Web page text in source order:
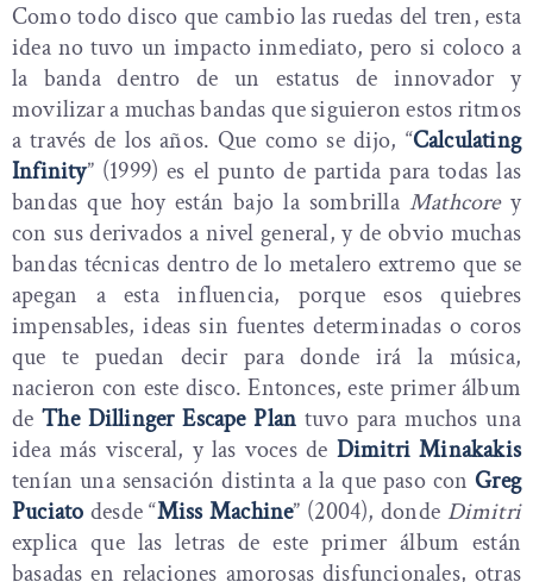
Como todo disco que cambio las ruedas del tren, esta
idea no tuvo un impacto inmediato, pero si coloco a
la banda dentro de un estatus de innovador y
movilizar a muchas bandas que siguieron estos ritmos
a través de los años. Que como se dijo, “Calculating
Infinity” (1999) es el punto de partida para todas las
bandas que hoy están bajo la sombrilla Mathcorey
con sus derivados a nivel general, y de obvio muchas
bandas técnicas dentro de lo metalero extremo que se
apegan a esta influencia, porque esos quiebres
impensables, ideas sin fuentes determinadas o coros
que te puedan decir para donde irá la música,
nacieron con este disco. Entonces, este primer álbum
deThe Dillinger Escape Plantuvo para muchos una
idea más visceral, y las voces de Dimitri Minakakis
tenían una sensación distinta a la que paso conGreg
Puciato desde “Miss Machine” (2004), donde Dimitri
explica que las letras de este primer álbum están
basadas en relaciones amorosas disfuncionales, otras